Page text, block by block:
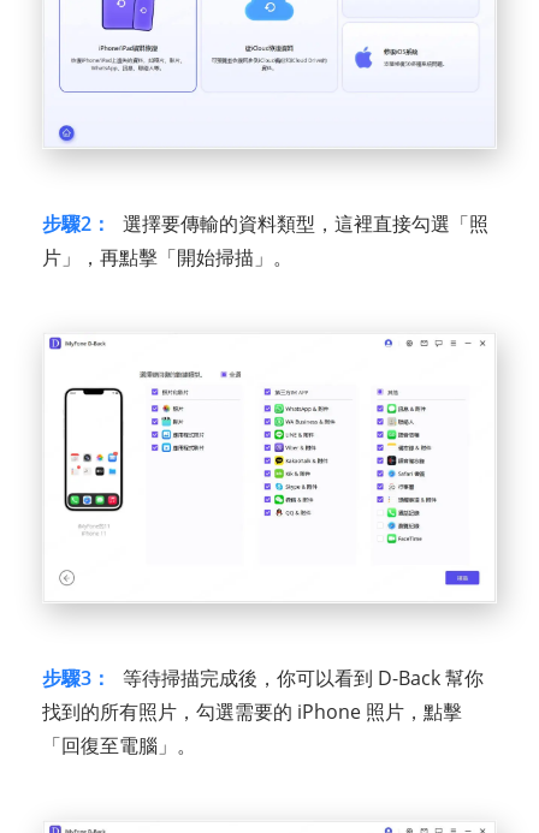
步驟2：
選擇要傳輸的資料類型，這裡直接勾選「照
片」，再點擊「開始掃描」。
步驟3：
等待掃描完成後，你可以看到 D-Back 幫你
找到的所有照片，勾選需要的 iPhone 照片，點擊
「回復至電腦」。